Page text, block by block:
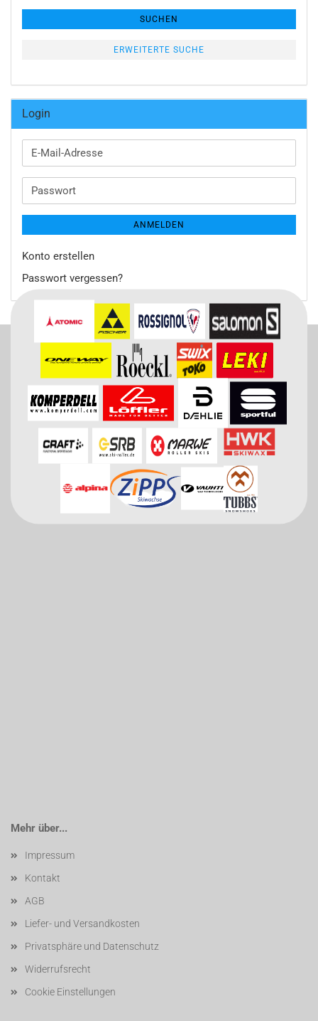
SUCHEN
ERWEITERTE SUCHE
Login
E-
Mail-
Passwort
ANMELDEN
Konto erstellen
Passwort vergessen?
Mehr über...
Impressum
Kontakt
AGB
Liefer- und Versandkosten
Privatsphäre und Datenschutz
Widerrufsrecht
Cookie Einstellungen